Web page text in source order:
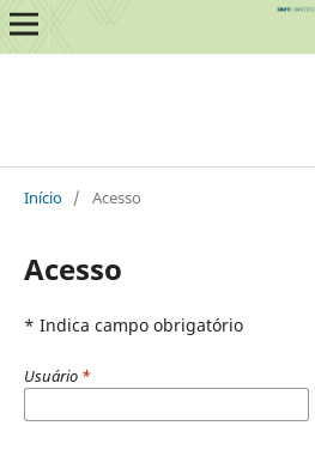
Início / Acesso
Acesso
* Indica campo obrigatório
Usuário *